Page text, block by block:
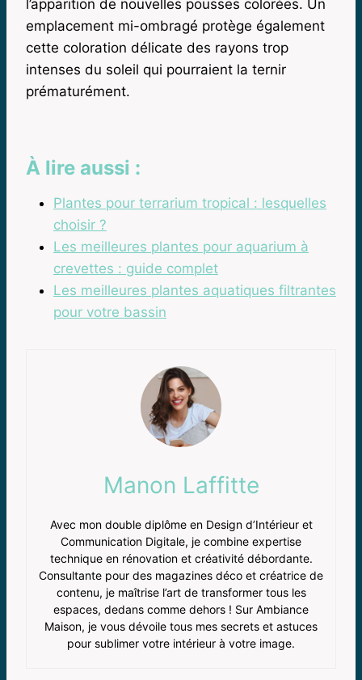
l’apparition de nouvelles pousses colorées. Un
emplacement mi-ombragé protège également
cette coloration délicate des rayons trop
intenses du soleil qui pourraient la ternir
prématurément.
À lire aussi :
Plantes pour terrarium tropical : lesquelles
choisir ?
Les meilleures plantes pour aquarium à
crevettes : guide complet
Les meilleures plantes aquatiques filtrantes
pour votre bassin
Manon Laffitte
Avec mon double diplôme en Design d’Intérieur et
Communication Digitale, je combine expertise
technique en rénovation et créativité débordante.
Consultante pour des magazines déco et créatrice de
contenu, je maîtrise l’art de transformer tous les
espaces, dedans comme dehors ! Sur Ambiance
Maison, je vous dévoile tous mes secrets et astuces
pour sublimer votre intérieur à votre image.